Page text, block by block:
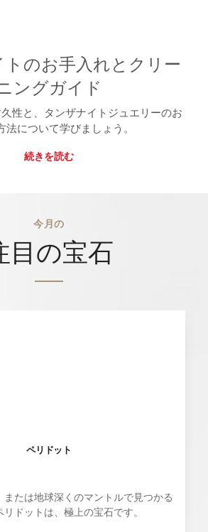
のお手入れとクリー
ングガイド
性と、タンザナイトジュエリーのお
法について学びましょう。
続きを読む
今月の
目の宝石
ペリドット
または地球深くのマントルで見つかる
ドットは、極上の宝石です。